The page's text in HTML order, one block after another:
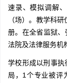
速录、模拟调解
（场）。教学科
册。在全省监狱、
法院及法律服务机
学校形成以刑事
局，1个专业被评